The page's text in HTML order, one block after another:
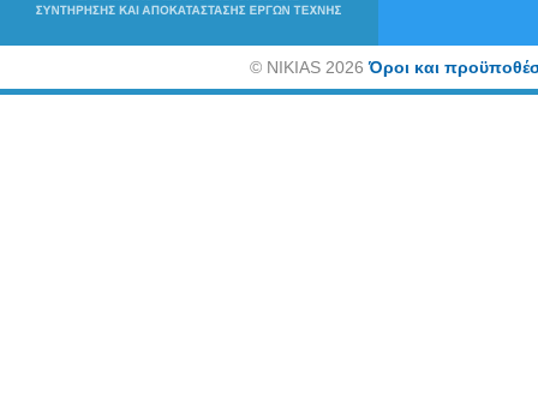
©NIKIAS 2026Όροι και